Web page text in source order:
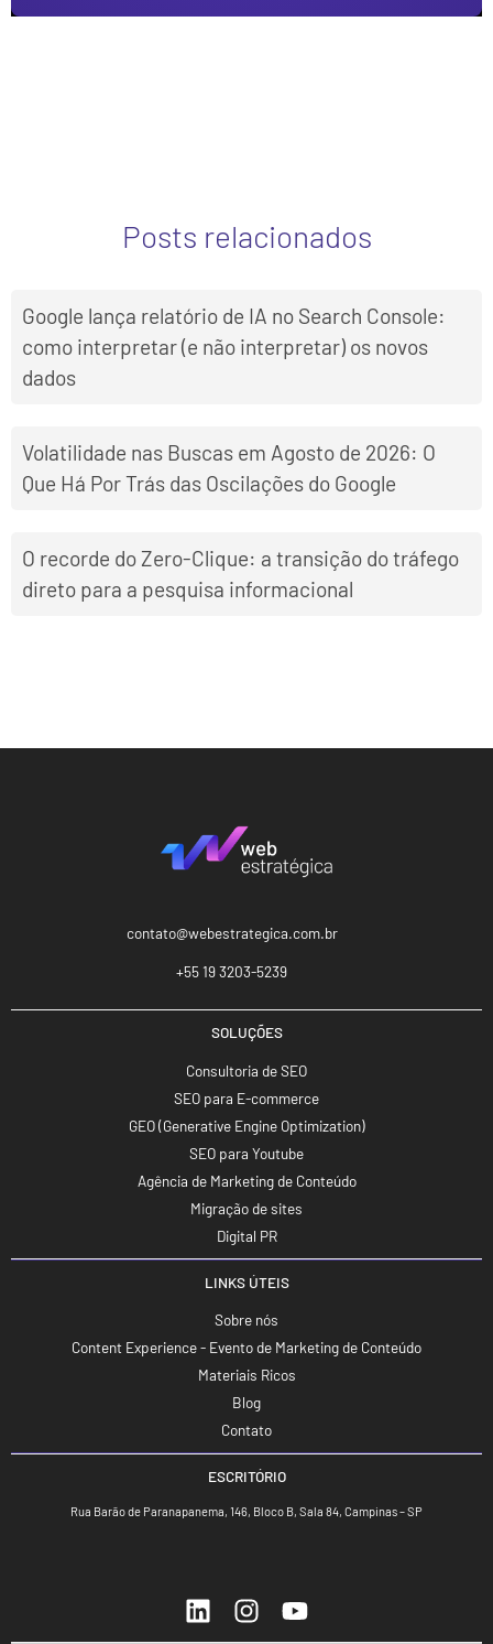
Posts relacionados
Google lança relatório de IA no Search Console:
como interpretar (e não interpretar) os novos
dados
Volatilidade nas Buscas em Agosto de 2026: O
Que Há Por Trás das Oscilações do Google
O recorde do Zero-Clique: a transição do tráfego
direto para a pesquisa informacional
contato@webestrategica.com.br
+55 19 3203-5239
SOLUÇÕES
Consultoria de SEO
SEO para E-commerce
GEO (Generative Engine Optimization)
SEO para Youtube
Agência de Marketing de Conteúdo
Migração de sites
Digital PR
LINKS ÚTEIS
Sobre nós
Content Experience - Evento de Marketing de Conteúdo
Materiais Ricos
Blog
Contato
ESCRITÓRIO
Rua Barão de Paranapanema, 146, Bloco B, Sala 84, Campinas – SP